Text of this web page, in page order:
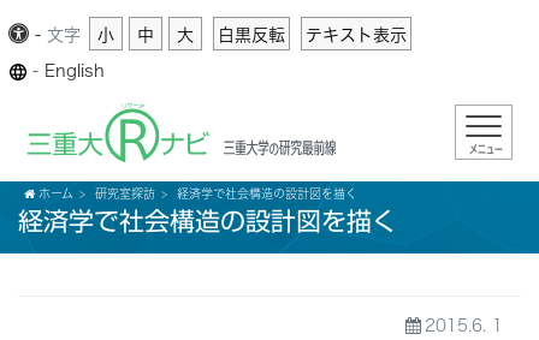
- 文字 小 中 大 白黒反転 テキスト表示
- English
メニュー
ホーム 研究室探訪 経済学で社会構造の設計図を描く
経済学で社会構造の設計図を描く
2015.6. 1